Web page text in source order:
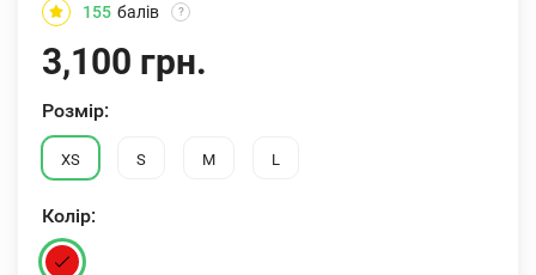
155 балів ?
3,100 грн.
Розмiр:
XS S M L
Колiр: